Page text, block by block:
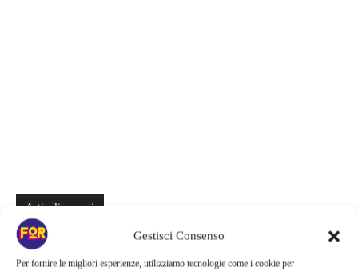
Gestisci Consenso
Per fornire le migliori esperienze, utilizziamo tecnologie come i cookie per
Articoli recenti
Sky e NOW svelano le uscite di agosto 2026 | Serie, film e
documentari in arrivo: i titoli da non perdere